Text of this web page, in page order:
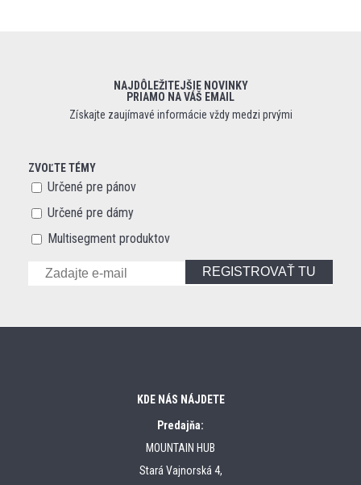
NAJDÔLEŽITEJŠIE NOVINKY
PRIAMO NA VÁŠ EMAIL
Získajte zaujímavé informácie vždy medzi prvými
ZVOĽTE TÉMY
Určené pre pánov
Určené pre dámy
Multisegment produktov
REGISTROVAŤ TU
KDE NÁS NÁJDETE
Predajňa:
MOUNTAIN HUB
Stará Vajnorská 4,